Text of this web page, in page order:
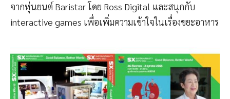
จากหุ่นยนต์ Baristar โดย Ross Digital และสนุกกับ
interactive games เพื่อเพิ่มความเข้าใจในเรื่องขยะอาหาร